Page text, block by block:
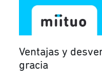
Ventajas y
gracia